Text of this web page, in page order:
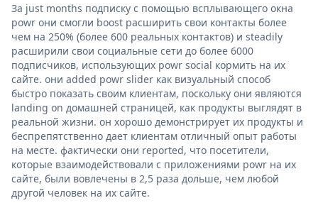
За just months подписку с помощью всплывающего окна
powr они смогли boost расширить свои контакты более
чем на 250% (более 600 реальных контактов) и steadily
расширили свои социальные сети до более 6000
подписчиков, использующих powr social кормить на их
сайте. они added powr slider как визуальный способ
быстро показать своим клиентам, поскольку они являются
landing on домашней страницей, как продукты выглядят в
реальной жизни. он хорошо демонстрирует их продукты и
беспрепятственно дает клиентам отличный опыт работы
на месте. фактически они reported, что посетители,
которые взаимодействовали с приложениями powr на их
сайте, были вовлечены в 2,5 раза дольше, чем любой
другой человек на их сайте.